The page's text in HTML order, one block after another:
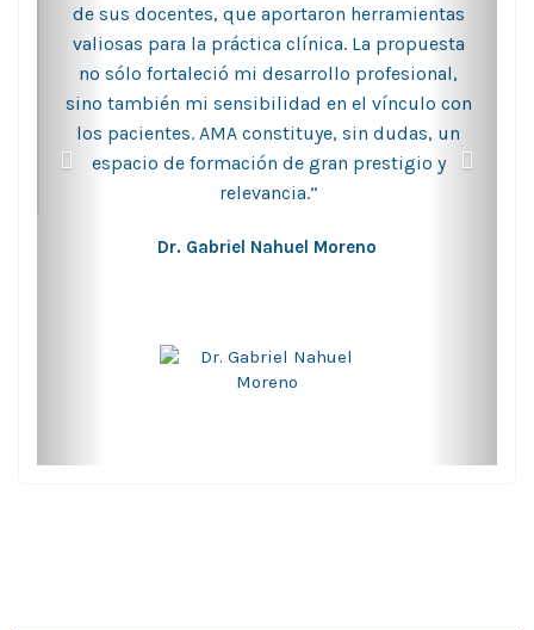
de sus docentes, que aportaron herramientas
valiosas para la práctica clínica. La propuesta
no sólo fortaleció mi desarrollo profesional,
sino también mi sensibilidad en el vínculo con
los pacientes. AMA constituye, sin dudas, un
espacio de formación de gran prestigio y
relevancia.”
Dr. Gabriel Nahuel Moreno